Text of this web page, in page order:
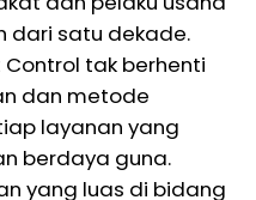
dari satu dekade.
Control tak berhenti
dan metode
layanan yang
berdaya guna.
yang luas di bidang